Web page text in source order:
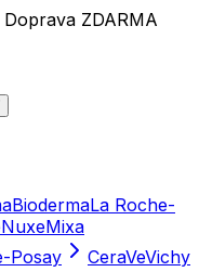
ZDARMA
BiodermaLa Roche-
NuxeMixa
Posay CeraVeVichy